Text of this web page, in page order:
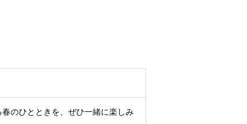
のひとときを、ぜひ一緒に楽しみ